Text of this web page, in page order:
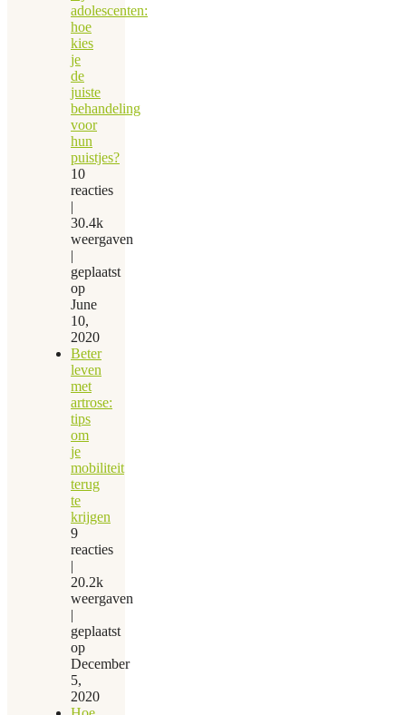
adolescenten:
hoe
kies
je
de
juiste
behandeling
voor
hun
puistjes?
10
reacties
|
30.4k
weergaven
|
geplaatst
op
June
10,
2020
Beter
leven
met
artrose:
tips
om
je
mobiliteit
terug
te
krijgen
9
reacties
|
20.2k
weergaven
|
geplaatst
op
December
5,
2020